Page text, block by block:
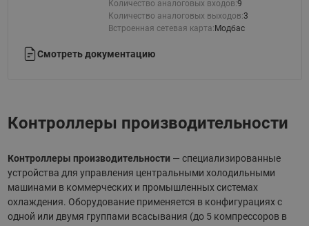
Количество аналоговых входов:9
Количество аналоговых выходов:3
Встроенная сетевая карта:Модбас
Смотреть документацию
Контроллеры производительности
Контроллеры производительности — специализированные
устройства для управления центральными холодильными
машинами в коммерческих и промышленных системах
охлаждения. Оборудование применяется в конфигурациях с
одной или двумя группами всасывания (до 5 компрессоров в